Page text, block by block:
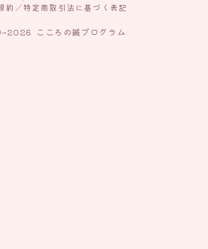
約／特定商取引法に基づく表記
こころの鍼プログラム